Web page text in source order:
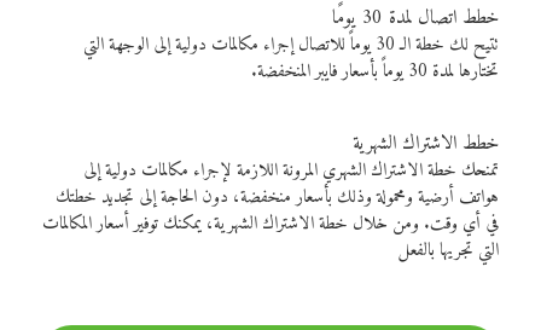
خطط اتصال لمدة 30 يومًا
تتيح لك خطة الـ 30 يوماً للاتصال إجراء مكالمات دولية إلى الوجهة التي
تختارها لمدة 30 يوماً بأسعار فايبر المنخفضة.
خطط الاشتراك الشهرية
تمنحك خطة الاشتراك الشهري المرونة اللازمة لإجراء مكالمات دولية إلى
هواتف أرضية ومحمولة وذلك بأسعار منخفضة، دون الحاجة إلى تجديد خطتك
في أي وقت. ومن خلال خطة الاشتراك الشهرية، يمكنك توفير أسعار المكالمات
التي تجريها بالفعل